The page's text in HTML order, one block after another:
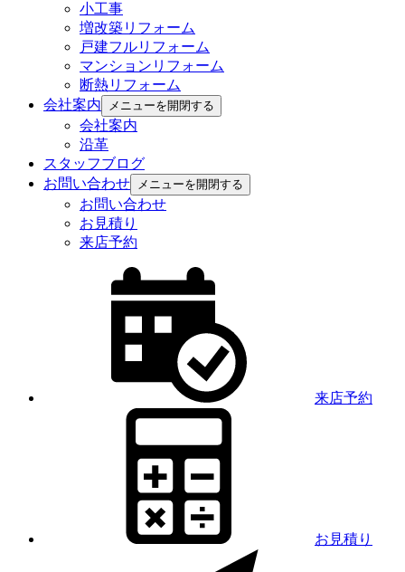
小工事
増改築リフォーム
戸建フルリフォーム
マンションリフォーム
断熱リフォーム
会社案内
メニューを開閉する
会社案内
沿革
スタッフブログ
お問い合わせ
メニューを開閉する
お問い合わせ
お見積り
来店予約
来店予約
お見積り